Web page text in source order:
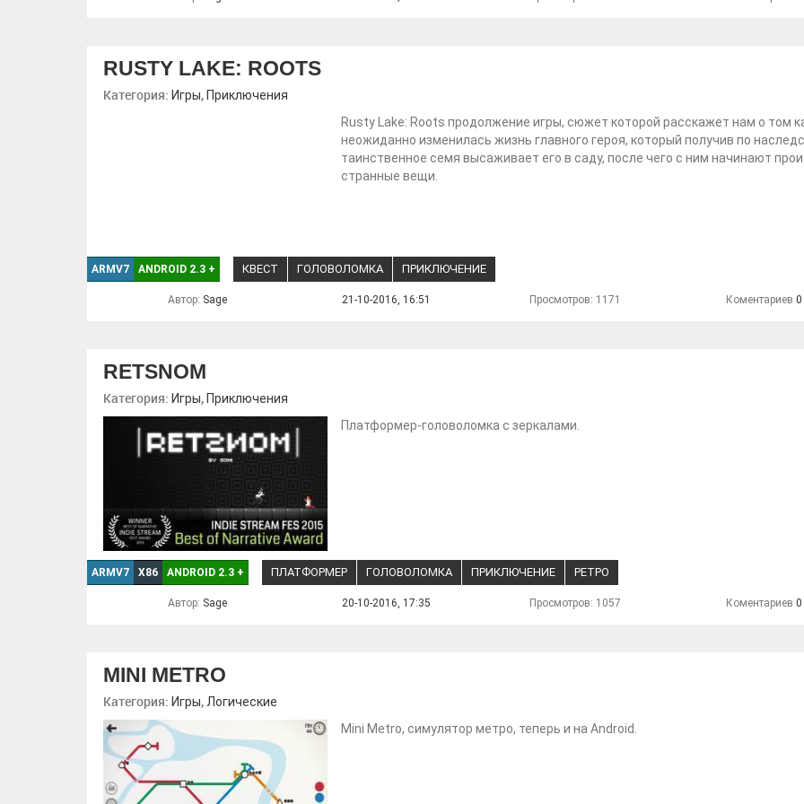
RUSTY LAKE: ROOTS
Категория: Игры, Приключения
Rusty Lake: Roots продолжение игры, сюжет которой расскажет нам о том
неожиданно изменилась жизнь главного героя, который получив по
таинственное семя высаживает его в саду, после чего с ним начинают
странные вещи.
ARMV7 ANDROID 2.3 + КВЕСТ ГОЛОВОЛОМКА ПРИКЛЮЧЕНИЕ
Автор: Sage 21-10-2016, 16:51 Просмотров: 1171 Коментариев 0
RETSNOM
Категория: Игры, Приключения
Платформер-головоломка с зеркалами.
ARMV7 X86 ANDROID 2.3 + ПЛАТФОРМЕР ГОЛОВОЛОМКА ПРИКЛЮЧЕНИЕ РЕТРО
Автор: Sage 20-10-2016, 17:35 Просмотров: 1057 Коментариев 0
MINI METRO
Категория: Игры, Логические
Mini Metro, симулятор метро, теперь и на Android.